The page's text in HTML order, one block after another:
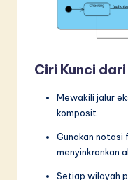
Ciri Kunci
Mewakili jalur
komposit
Gunakan notasi
menyinkronkan
Setiap wilayah